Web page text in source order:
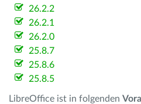
26.2.2
26.2.1
26.2.0
25.8.7
25.8.6
25.8.5
LibreOffice ist in folgenden